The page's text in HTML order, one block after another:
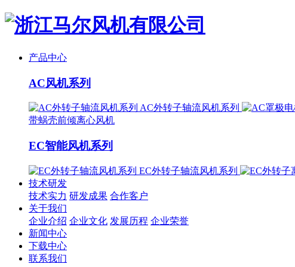
产品中心
AC风机系列
AC外转子轴流风机系列
带蜗壳前倾离心风机
EC智能风机系列
EC外转子轴流风机系列
技术研发
技术实力 研发成果 合作客户
关于我们
企业介绍 企业文化 发展历程 企业荣誉
新闻中心
下载中心
联系我们